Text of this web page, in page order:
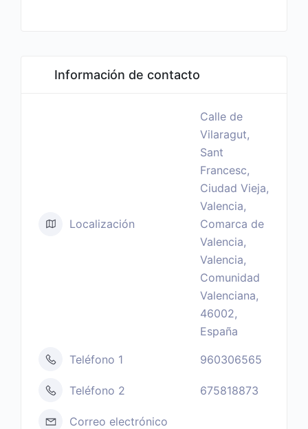
Información de contacto
Localización
Calle de
Vilaragut,
Sant
Francesc,
Ciudad Vieja,
Valencia,
Comarca de
Valencia,
Valencia,
Comunidad
Valenciana,
46002,
España
Teléfono 1 960306565
Teléfono 2 675818873
Correo electrónico